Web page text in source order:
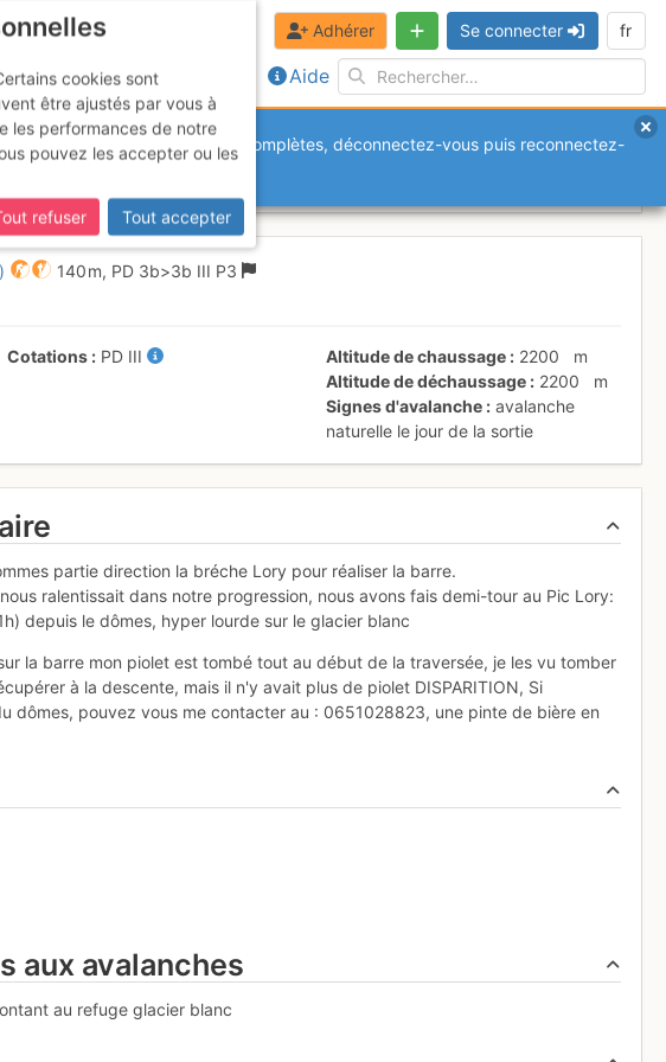
Aide
Adhérer Se connecter fr
manquantes ou incomplètes, déconnectez-vous puis reconnectez-
140 m, PD 3b>3b III P3
Cotations PD III Altitude de chaussage 2200
m
Altitude de déchaussage
2200
m
Signes d'avalanche
avalanche
naturelle le jour de la sortie
partie direction la bréche Lory pour réaliser la barre.
ralentissait dans notre progression, nous avons fais demi-tour au Pic Lory:
depuis le dômes, hyper lourde sur le glacier blanc
la barre mon piolet est tombé tout au début de la traversée, je les vu tomber
à la descente, mais il n'y avait plus de piolet DISPARITION, Si
dômes, pouvez vous me contacter au : 0651028823, une pinte de bière en
aux avalanches
au refuge glacier blanc
cookies sont
être ajustés par vous à
les performances de notre
pouvez les accepter ou les
refuser
Tout accepter